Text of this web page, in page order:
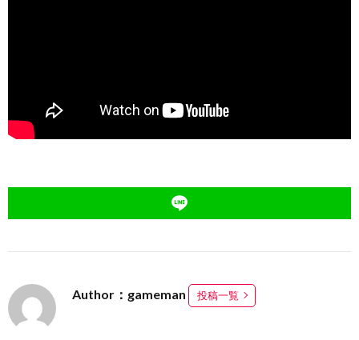
Author：gameman 投稿一覧